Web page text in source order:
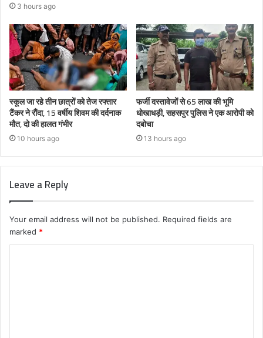
3 hours ago
स्कूल जा रहे तीन छात्रों को तेज रफ्तार
टैंकर ने रौंदा, 15 वर्षीय शिवम की दर्दनाक
मौत, दो की हालत गंभीर
10 hours ago
फर्जी दस्तावेजों से 65 लाख की भूमि
धोखाधड़ी, सहसपुर पुलिस ने एक आरोपी को
दबोचा
13 hours ago
Leave a Reply
Your email address will not be published. Required fields are
marked *